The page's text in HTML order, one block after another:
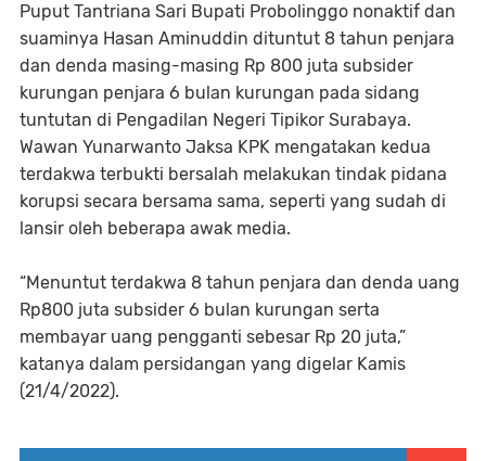
Puput Tantriana Sari Bupati Probolinggo nonaktif dan
suaminya Hasan Aminuddin dituntut 8 tahun penjara
dan denda masing-masing Rp 800 juta subsider
kurungan penjara 6 bulan kurungan pada sidang
tuntutan di Pengadilan Negeri Tipikor Surabaya.
Wawan Yunarwanto Jaksa KPK mengatakan kedua
terdakwa terbukti bersalah melakukan tindak pidana
korupsi secara bersama sama, seperti yang sudah di
lansir oleh beberapa awak media.
“Menuntut terdakwa 8 tahun penjara dan denda uang
Rp800 juta subsider 6 bulan kurungan serta
membayar uang pengganti sebesar Rp 20 juta,”
katanya dalam persidangan yang digelar Kamis
(21/4/2022).